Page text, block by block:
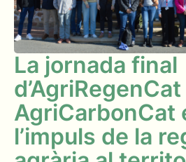
La jornada final
d’AgriRegenCat
AgriCarbonCat
l’impuls de la